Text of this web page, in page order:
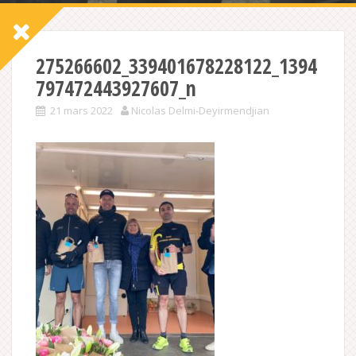
275266602_339401678228122_1394
797472443927607_n
21 mars 2022 Nicolas Delmi-Deyirmendjian